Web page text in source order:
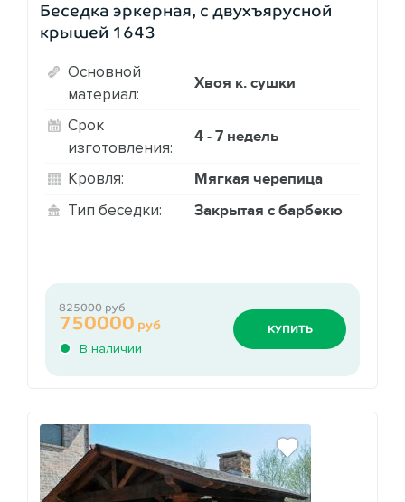
Беседка эркерная, с двухъярусной
крышей 1643
Основной
материал:
Хвоя к. сушки
Срок
изготовления:
4 - 7 недель
Кровля: Мягкая черепица
Тип беседки: Закрытая с барбекю
В наличии
750000 руб
825000 руб
КУПИТЬ